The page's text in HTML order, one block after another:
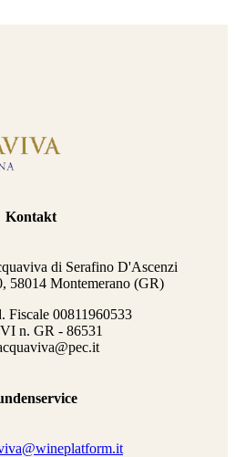
Kontakt
di Serafino D'Ascenzi
58014 Montemerano (GR)
Fiscale 00811960533
n. GR - 86531